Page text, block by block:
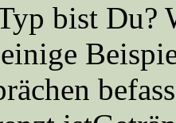
bist Du?